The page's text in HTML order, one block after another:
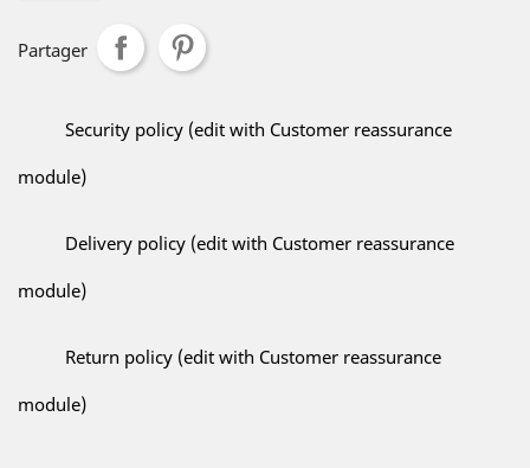
Partager
Security policy (edit with Customer reassurance
module)
Delivery policy (edit with Customer reassurance
module)
Return policy (edit with Customer reassurance
module)